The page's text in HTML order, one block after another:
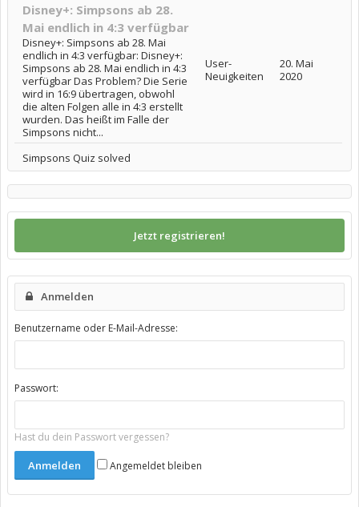
Disney+: Simpsons ab 28.
Mai endlich in 4:3 verfügbar
Disney+: Simpsons ab 28. Mai
endlich in 4:3 verfügbar: Disney+:
Simpsons ab 28. Mai endlich in 4:3
verfügbar Das Problem? Die Serie
wird in 16:9 übertragen, obwohl
die alten Folgen alle in 4:3 erstellt
wurden. Das heißt im Falle der
Simpsons nicht...
User-
Neuigkeiten
20. Mai
2020
Simpsons Quiz solved
Jetzt registrieren!
Anmelden
Benutzername oder E-Mail-Adresse:
Passwort:
Hast du dein Passwort vergessen?
Angemeldet bleiben